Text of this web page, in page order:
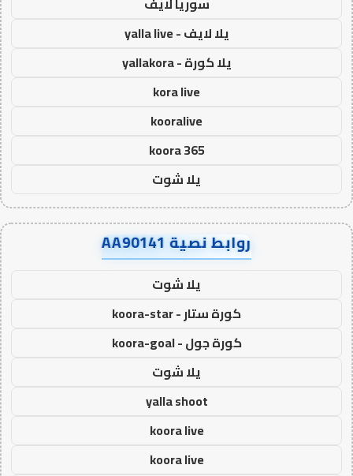
يلا لايف - yalla live
يلا كورة - yallakora
kora live
kooralive
koora 365
يلا شوت
روابط نصية AA90141
يلا شوت
كورة ستار - koora-star
كورة جول - koora-goal
يلا شوت
yalla shoot
koora live
koora live